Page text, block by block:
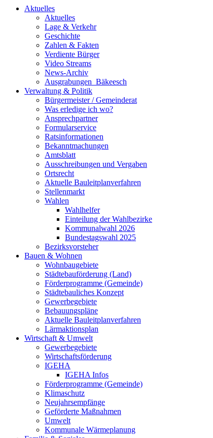
Aktuelles
Aktuelles
Lage & Verkehr
Geschichte
Zahlen & Fakten
Verdiente Bürger
Video Streams
News-Archiv
Ausgrabungen_Bäkeesch
Verwaltung & Politik
Bürgermeister / Gemeinderat
Was erledige ich wo?
Ansprechpartner
Formularservice
Ratsinformationen
Bekanntmachungen
Amtsblatt
Ausschreibungen und Vergaben
Ortsrecht
Aktuelle Bauleitplanverfahren
Stellenmarkt
Wahlen
Wahlhelfer
Einteilung der Wahlbezirke
Kommunalwahl 2026
Bundestagswahl 2025
Bezirksvorsteher
Bauen & Wohnen
Wohnbaugebiete
Städtebauförderung (Land)
Förderprogramme (Gemeinde)
Städtebauliches Konzept
Gewerbegebiete
Bebauungspläne
Aktuelle Bauleitplanverfahren
Lärmaktionsplan
Wirtschaft & Umwelt
Gewerbegebiete
Wirtschaftsförderung
IGEHA
IGEHA Infos
Förderprogramme (Gemeinde)
Klimaschutz
Neujahrsempfänge
Geförderte Maßnahmen
Umwelt
Kommunale Wärmeplanung